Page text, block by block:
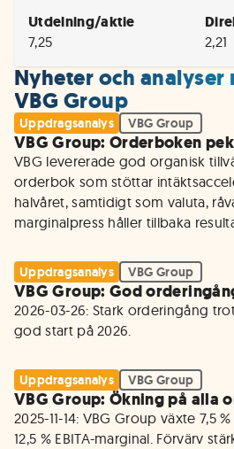
Utdelning/aktie
7,25 2,21
Nyheter och
VBG Group
Uppdragsanalys VBG Group
VBG Group: Orderboken
VBG levererade god organisk
orderbok som stöttar
halvåret, samtidigt som valuta,
marginalpress håller tillbaka
Uppdragsanalys VBG Group
VBG Group: God
2026-03-26: Stark orderingång
god start på 2026.
Uppdragsanalys VBG Group
VBG Group: Ökning på alla
2025-11-14: VBG Group växte 7,5
12,5 % EBITA-marginal. Förvärv